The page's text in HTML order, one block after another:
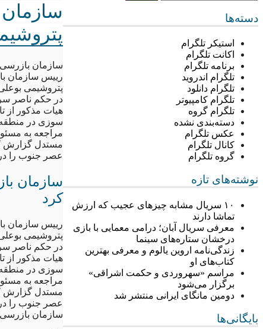
دسته‌ها
استیکر تلگرام
اکانت تلگرام
برنامه تلگرام
تلگرام اندروید
تلگرام دانلود
تلگرام کامپیوتر
تلگرام گروه
دسته‌بندی نشده
عکس تلگرام
کانال تلگرام
گروه تلگرام
نوشته‌های تازه
۱۰ سریال مشابه چیزهای عجیب که ارزش
تماشا دارند
معرفی سریال آبان؛ درامی معمایی با بازی
درخشان ستاره‌های سینما
زندگی‌نامه اروین یالوم و معرفی بهترین
کتاب‌های او
مراسم «سهروردی و حکمت اشراقی»
برگزار می‌شود
دومین مانگای ایرانی منتشر شد
بایگانی‌ها
سازمان
رییس سازمان
پتروشیمی
در حکم ناصر
سوزی در منطقه
مراجعه به
مستدل گزارش
عصر جنوب را
سازمان
کرد
رییس سازمان
پتروشیمی
در حکم ناصر
سوزی در منطقه
مراجعه به
مستدل گزارش
عصر جنوب را
سازمان